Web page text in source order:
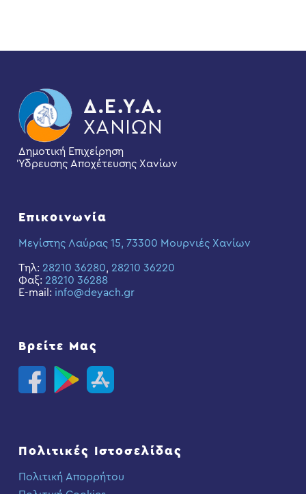
Δημοτική Επιχείρηση
Ύδρευσης Αποχέτευσης Χανίων
Επικοινωνία
Μεγίστης Λαύρας 15, 73300 Μουρνιές Χανίων
Τηλ: 28210 36280, 28210 36220
Φαξ: 28210 36288
E-mail: info@deyach.gr
Βρείτε Μας
Πολιτικές Ιστοσελίδας
Πολιτική Απορρήτου